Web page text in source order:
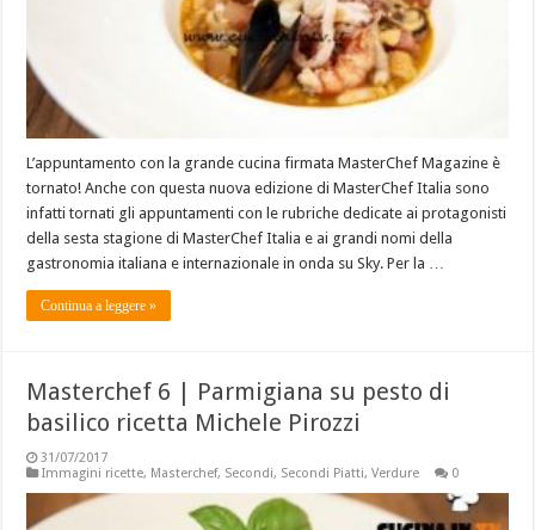
L’appuntamento con la grande cucina firmata MasterChef Magazine è
tornato! Anche con questa nuova edizione di MasterChef Italia sono
infatti tornati gli appuntamenti con le rubriche dedicate ai protagonisti
della sesta stagione di MasterChef Italia e ai grandi nomi della
gastronomia italiana e internazionale in onda su Sky. Per la …
Continua a leggere »
Masterchef 6 | Parmigiana su pesto di
basilico ricetta Michele Pirozzi
31/07/2017
Immagini ricette, Masterchef, Secondi, Secondi Piatti,Verdure 0